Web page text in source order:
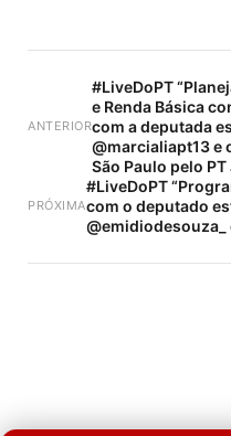
ANTERIOR
#LiveDoPT
e Renda Básica
com a deputada
@marcialiapt13 e
São Paulo pelo
PRÓXIMA
#LiveDoPT
com o deputado